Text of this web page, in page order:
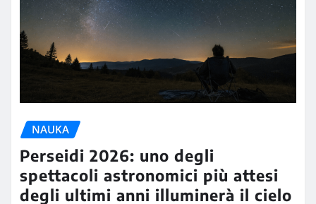
NAUKA
Perseidi 2026: uno degli
spettacoli astronomici più attesi
degli ultimi anni illuminerà il cielo